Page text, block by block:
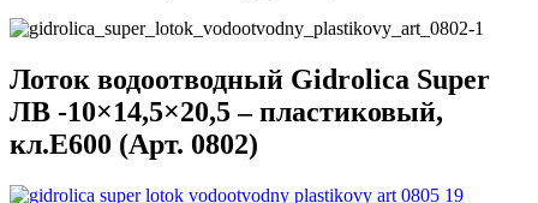
Лоток водоотводный Gidrolica Super
ЛВ -10×14,5×20,5 – пластиковый,
кл.Е600 (Арт. 0802)